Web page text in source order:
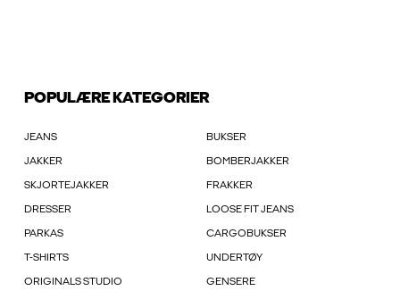
POPULÆRE KATEGORIER
JEANS BUKSER
JAKKER BOMBERJAKKER
SKJORTEJAKKER FRAKKER
DRESSER LOOSE FIT JEANS
PARKAS CARGOBUKSER
T-SHIRTS UNDERTØY
ORIGINALS STUDIO GENSERE